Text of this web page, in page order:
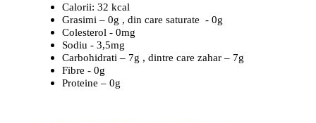
Calorii: 32 kcal
Grasimi – 0g , din care saturate - 0g
Colesterol - 0mg
Sodiu - 3,5mg
Carbohidrati – 7g , dintre care zahar – 7g
Fibre - 0g
Proteine – 0g